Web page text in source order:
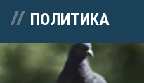
ПОЛИТИКА